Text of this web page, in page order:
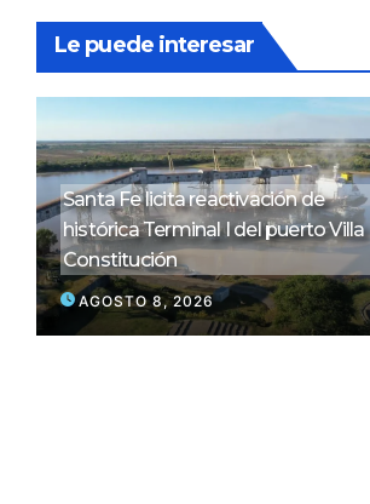
Le puede interesar
Santa Fe licita reactivación de
histórica Terminal I del puerto Villa
Constitución
AGOSTO 8, 2026